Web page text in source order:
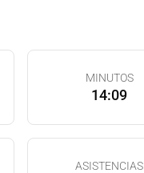
MINUTOS
14:09
ASISTENCIAS